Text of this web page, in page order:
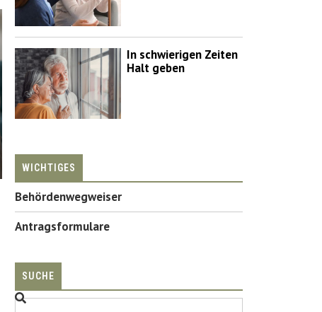
In schwierigen Zeiten
Halt geben
WICHTIGES
Behördenwegweiser
Antragsformulare
SUCHE